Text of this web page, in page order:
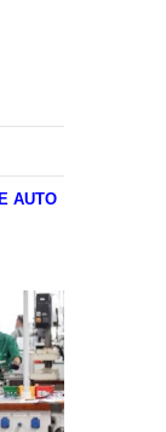
AUTO